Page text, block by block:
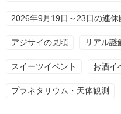
2026年9月19日～23日の連休
アジサイの見頃 リアル謎
スイーツイベント お酒イ
プラネタリウム・天体観測